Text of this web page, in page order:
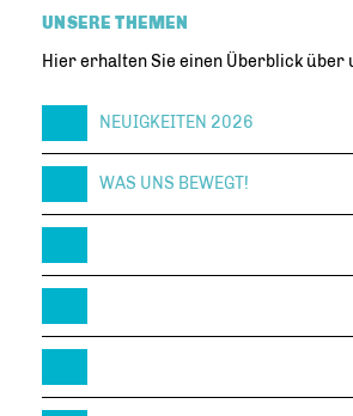
UNSERE THEMEN
Hier erhalten Sie einen Überblick über
NEUIGKEITEN 2026
WAS UNS BEWEGT!